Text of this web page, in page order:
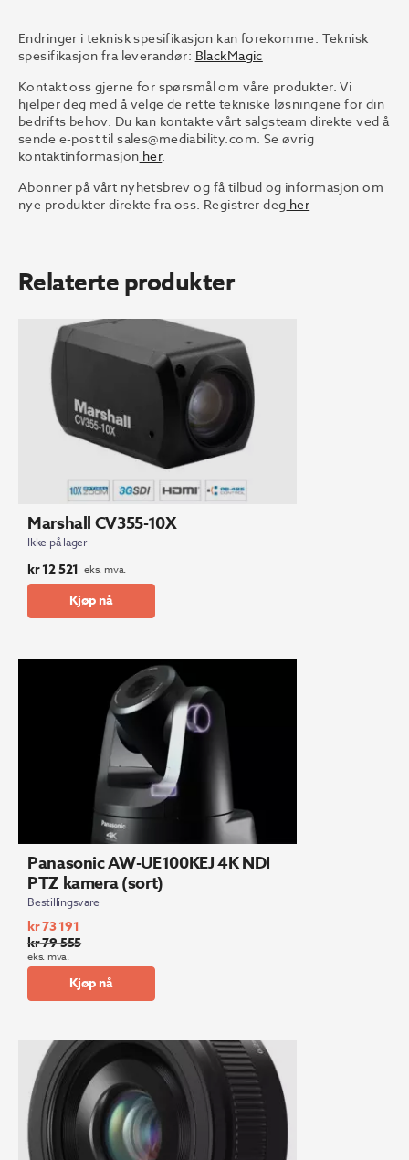
Endringer i teknisk spesifikasjon kan forekomme. Teknisk
spesifikasjon fra leverandør: BlackMagic
Kontakt oss gjerne for spørsmål om våre produkter. Vi
hjelper deg med å velge de rette tekniske løsningene for din
bedrifts behov. Du kan kontakte vårt salgsteam direkte ved å
sende e-post tilsales@mediability.com. Se øvrig
kontaktinformasjon her.
Abonner på vårt nyhetsbrev og få tilbud og informasjon om
nye produkter direkte fra oss. Registrer deg her
Relaterte produkter
Marshall CV355-10X
Ikke på lager
kr12 521 eks. mva.
Kjøp nå
Panasonic AW-UE100KEJ 4K NDI
PTZ kamera (sort)
Bestillingsvare
kr79 555
Opprinnelig
pris
kr73 191
Nåværende
pris
eks. mva.
Kjøp nå